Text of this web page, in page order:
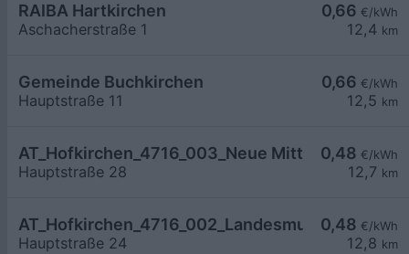
0,66 €/kWh
12,4 km
RAIBA Hartkirchen
Aschacherstraße 1
0,66 €/kWh
12,5 km
Gemeinde Buchkirchen
Hauptstraße 11
0,48 €/kWh
12,7 km
AT_Hofkirchen_4716_003_Neue Mittelschule
Hauptstraße 28
0,48 €/kWh
12,8 km
AT_Hofkirchen_4716_002_Landesmusikschule
Hauptstraße 24